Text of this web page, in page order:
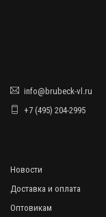
info@brubeck-vl.ru
+7 (495) 204-2995
Новости
Доставка и оплата
Оптовикам